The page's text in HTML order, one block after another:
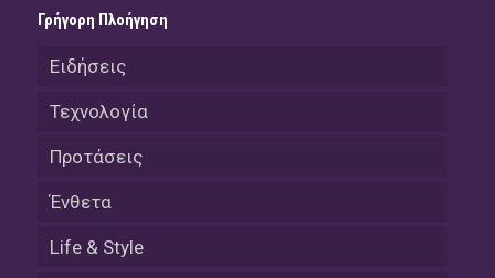
Γρήγορη Πλοήγηση
Ειδήσεις
Τεχνολογία
Προτάσεις
Ένθετα
Life & Style